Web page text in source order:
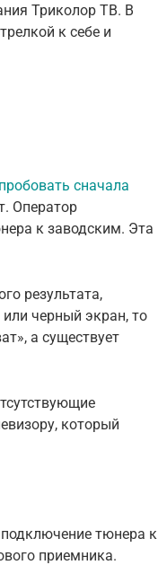
Триколор ТВ. В
к себе и
сначала
Оператор
к заводским. Эта
результата,
или черный экран, то
а существует
который
тюнера к
приемника.